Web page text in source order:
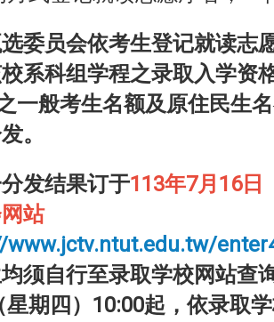
委员会依考生登记就读志
系科组学程之录取入学资
一般考生名额及原住民生
。
发结果订于113年7月16日
站
www.jctv.ntut.edu.tw/
须自行至录取学校网站查
星期四）10:00起，依录取